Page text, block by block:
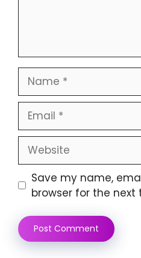
Name
Email
Website
Save my name,
browser for the